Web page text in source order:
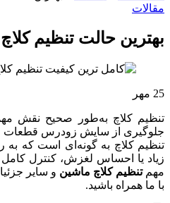
مقالات
بهترین حالت تنظیم
25 مهر
تنظیم کلاچ به‌طور صحیح نقش
جلوگیری از سایش زودرس قطعات
تنظیم کلاچ به گونه‌ای است که به
زیاد یا احساس لغزش، کنترل
مهمتنظیم کلاچ ماشین و سایر
با ما همراه باشید.